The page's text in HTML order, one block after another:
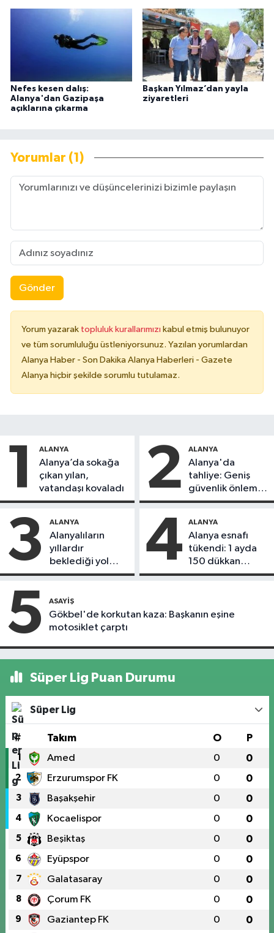
Nefes kesen dalış:
Alanya'dan Gazipaşa
açıklarına çıkarma
Başkan Yılmaz’dan yayla
ziyaretleri
Yorumlar (1)
Gönder
Yorum yazarak topluluk kurallarımızı kabul etmiş bulunuyor
ve tüm sorumluluğu üstleniyorsunuz. Yazılan yorumlardan
Alanya Haber - Son Dakika Alanya Haberleri - Gazete
Alanya hiçbir şekilde sorumlu tutulamaz.
1 ALANYA
Alanya’da sokağa
çıkan yılan,
vatandaşı kovaladı
2 ALANYA
Alanya'da
tahliye: Geniş
güvenlik önlemi
alındı
3 ALANYA
Alanyalıların
yıllardır
beklediği yol
askıdan döndü
4 ALANYA
Alanya esnafı
tükendi: 1 ayda
150 dükkan
kapandı
5 ASAYIŞ
Gökbel'de korkutan kaza: Başkanın eşine
motosiklet çarptı
Süper Lig Puan Durumu
Süper Lig
# Takım O P
1 Amed 0 0
2 Erzurumspor FK 0 0
3 Başakşehir 0 0
4 Kocaelispor 0 0
5 Beşiktaş 0 0
6 Eyüpspor 0 0
7 Galatasaray 0 0
8 Çorum FK 0 0
9 Gaziantep FK 0 0